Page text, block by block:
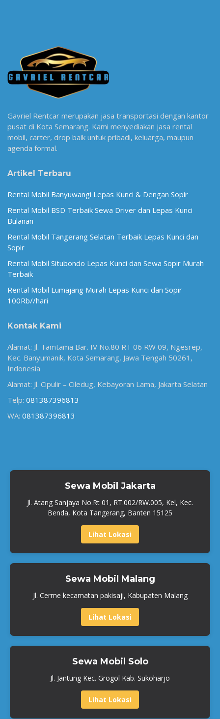
Gavriel Rentcar merupakan jasa transportasi dengan kantor
pusat di Kota Semarang. Kami menyediakan jasa rental
mobil, carter, drop baik untuk pribadi, keluarga, maupun
agenda formal.
Artikel Terbaru
Rental Mobil Banyuwangi Lepas Kunci & Dengan Sopir
Rental Mobil BSD Terbaik Sewa Driver dan Lepas Kunci
Bulanan
Rental Mobil Tangerang Selatan Terbaik Lepas Kunci dan
Sopir
Rental Mobil Situbondo Lepas Kunci dan Sewa Sopir Murah
Terbaik
Rental Mobil Lumajang Murah Lepas Kunci dan Sopir
100Rb//hari
Kontak Kami
Alamat: Jl. Tamtama Bar. IV No.80 RT 06 RW 09, Ngesrep,
Kec. Banyumanik, Kota Semarang, Jawa Tengah 50261,
Indonesia
Alamat: Jl. Cipulir – Ciledug, Kebayoran Lama, Jakarta Selatan
Telp: 081387396813
WA: 081387396813
Sewa Mobil Jakarta
Jl. Atang Sanjaya No.Rt 01, RT.002/RW.005, Kel, Kec.
Benda, Kota Tangerang, Banten 15125
Lihat Lokasi
Sewa Mobil Malang
Jl. Cerme kecamatan pakisaji, Kabupaten Malang
Lihat Lokasi
Sewa Mobil Solo
Jl. Jantung Kec. Grogol Kab. Sukoharjo
Lihat Lokasi